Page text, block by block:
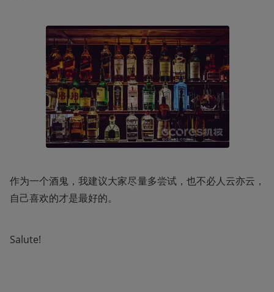
作为一个酒鬼，我建议大家尽量多尝试，也不必人云亦云，
自己喜欢的才是最好的。
Salute!